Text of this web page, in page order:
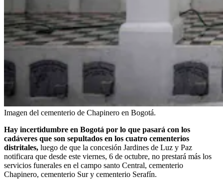
Imagen del cementerio de Chapinero en Bogotá.
Hay incertidumbre en Bogotá por lo que pasará con los
cadáveres que son sepultados en los cuatro cementerios
distritales, luego de que la concesión Jardines de Luz y Paz
notificara que desde este viernes, 6 de octubre, no prestará más los
servicios funerales en el campo santo Central, cementerio
Chapinero, cementerio Sur y cementerio Serafín.